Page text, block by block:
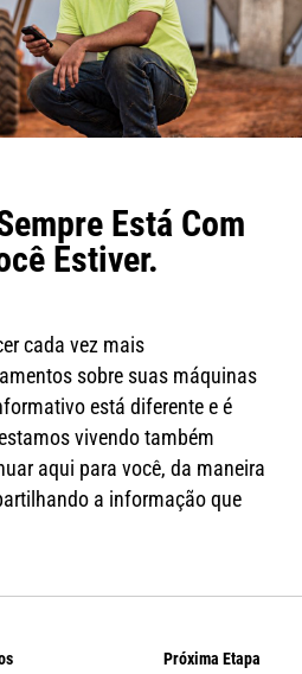
Está Com
Estiver.
cada vez mais
sobre suas máquinas
está diferente e é
vivendo também
aqui para você, da maneira
a informação que
Próxima Etapa